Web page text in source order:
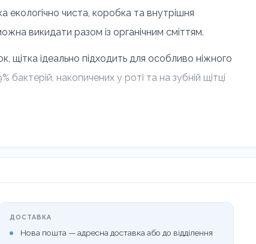
чиста, коробка та внутрішня
викидати разом із органічним сміттям.
щітка ідеально підходить для особливо ніжного
накопичених у роті та на зубній щітці
ДОСТАВКА
Нова пошта — адресна доставка або до відділення